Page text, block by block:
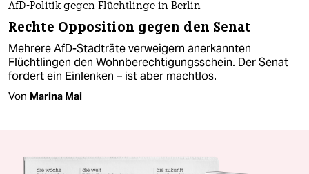
AfD-Politik gegen Flüchtlinge in Berlin
Rechte Opposition gegen den Senat
Mehrere AfD-Stadträte verweigern anerkannten
Flüchtlingen den Wohnberechtigungsschein. Der Senat
fordert ein Einlenken – ist aber machtlos.
Von Marina Mai